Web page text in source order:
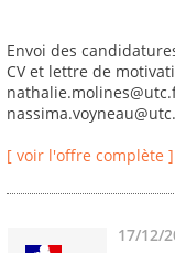
Envoi des
CV et lettre de
[ voir l'offre complète ]
17/12/